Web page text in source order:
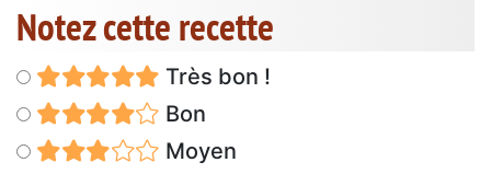
Notez cette recette
Très bon !
Bon
Moyen